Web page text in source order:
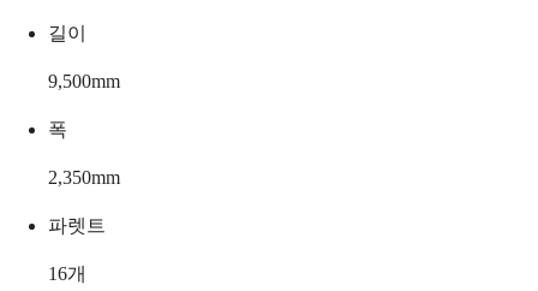
길이
9,500mm
폭
2,350mm
파렛트
16개